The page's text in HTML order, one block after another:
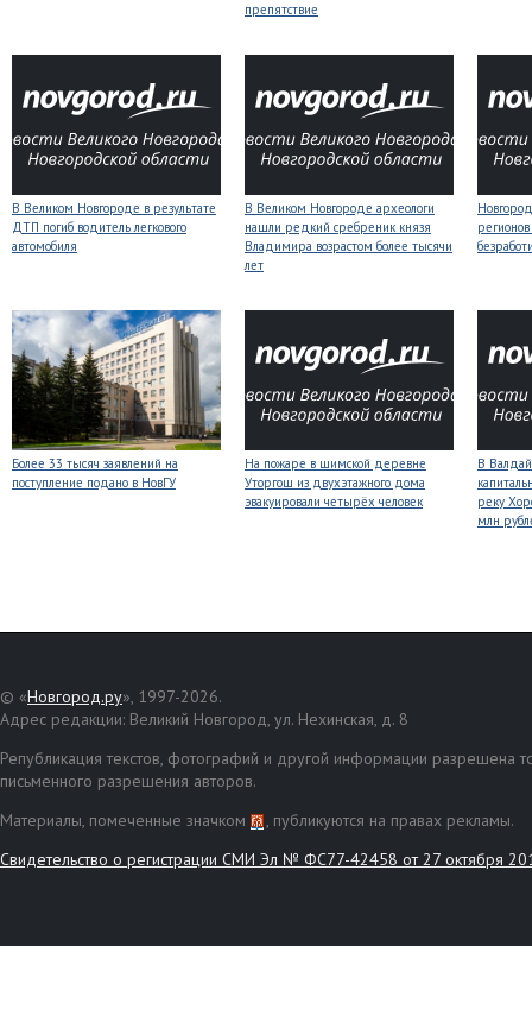
препятствие
В Великом Новгороде в результате
ДТП погиб водитель легкового
автомобиля
В Великом Новгороде археологи
нашли редкий сребреник князя
Владимира возрастом более тысячи
лет
Более 33 тысяч заявлений на
поступление подано в НовГУ
На пожаре в шимской деревне
Уторгош из двухэтажного дома
эвакуировали четырёх человек
В
реку
млн
© «Новгород.ру», 1997-2026.
Адрес редакции: Великий Новгород, ул. Нехинская, д. 8
Републикация текстов, фотографий и другой информации разрешена
письменного разрешения авторов.
Материалы, помеченные значком
, публикуются на правах рекламы.
Свидетельство о регистрации СМИ Эл № ФС77-42458 от 27 октября